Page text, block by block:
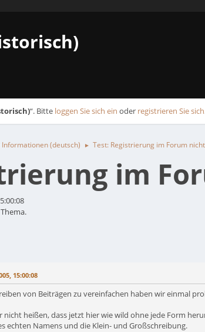
“. Bitte loggen Sie sich ein oder registrieren Sie sich
Informationen (deutsch) ► Test: Registrierung im Forum
im
15:00:08
von Beiträgen zu vereinfachen haben wir einmal
nicht heißen, dass jetzt hier wie wild ohne jede Form
echten Namens und die Klein- und Großschreibung.